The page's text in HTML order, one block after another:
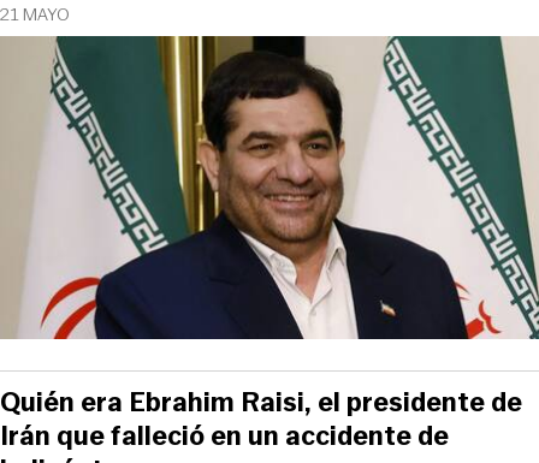
21 MAYO
Quién era Ebrahim Raisi, el presidente de
Irán que falleció en un accidente de